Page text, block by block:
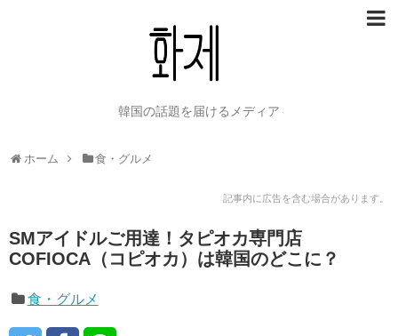
韓国の話題を届けるメディア
ホーム 食・グルメ
記事内に広告を含む場合があります。
SMアイドルご用達！タピオカ専門店
COFIOCA（コピオカ）は韓国のどこに？
食・グルメ